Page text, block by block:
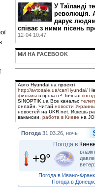
У Таїланді
революція.
дарує
співає з ними пісень
12-04 10:47
МИ НА FACEBOOK
Авто Hyundai на проекті
http://avtosale.ua/car/Hyundai/
фильмы в прокате! Точная
SINOPTIK.ua Все каналы:
онлайн. Читай новости Украины
новостей на UKR.net. Ищешь
вакансии, работа в Киеве на
Погода 31.03.26, ночь
Погода в Киеве
+9°
ветер:
Погода в Ивано-
Погода в